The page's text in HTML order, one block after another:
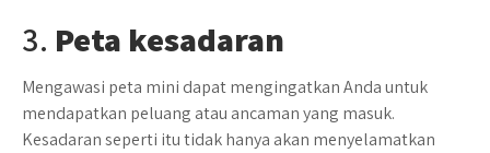
3. Peta kesadaran
Mengawasi peta mini dapat mengingatkan Anda untuk
mendapatkan peluang atau ancaman yang masuk.
Kesadaran seperti itu tidak hanya akan menyelamatkan